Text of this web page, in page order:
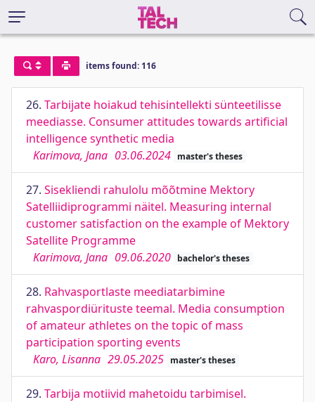
items found: 116
26. Tarbijate hoiakud tehisintellekti sünteetilisse
meediasse. Consumer attitudes towards artificial
intelligence synthetic media
Karimova, Jana 03.06.2024 master's theses
27. Sisekliendi rahulolu mõõtmine Mektory
Satelliidiprogrammi näitel. Measuring internal
customer satisfaction on the example of Mektory
Satellite Programme
Karimova, Jana 09.06.2020 bachelor's theses
28. Rahvasportlaste meediatarbimine
rahvaspordiürituste teemal. Media consumption
of amateur athletes on the topic of mass
participation sporting events
Karo, Lisanna 29.05.2025 master's theses
29. Tarbija motiivid mahetoidu tarbimisel.